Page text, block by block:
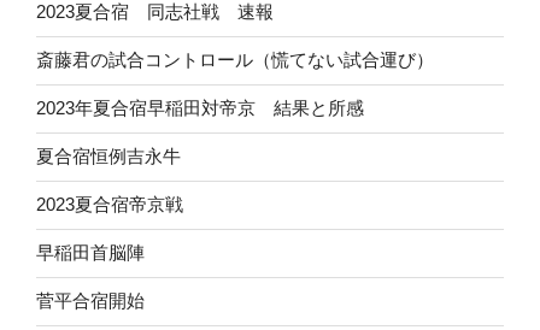
2023夏合宿 同志社戦 速報
斎藤君の試合コントロール（慌てない試合運び）
2023年夏合宿早稲田対帝京 結果と所感
夏合宿恒例吉永牛
2023夏合宿帝京戦
早稲田首脳陣
菅平合宿開始